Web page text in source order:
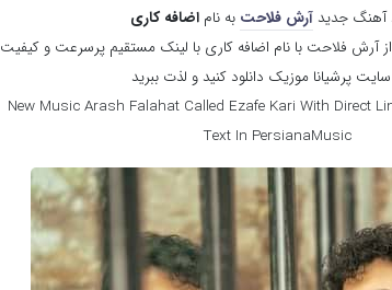
آهنگ جدید آرش فلاحت به نام اضافه کاری
آرش فلاحت با نام اضافه کاری با لینک مستقیم پرسرعت و کیفیت
سایت پرشیانا موزیک دانلود کنید و لذت ببرید
New Music Arash Falahat Called Ezafe Kari With Direct
Text In PersianaMusic